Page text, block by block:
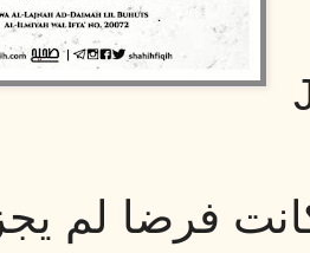
فرضا لم